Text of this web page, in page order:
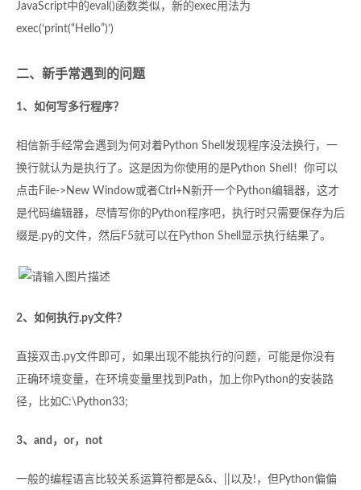
JavaScript中的eval()函数类似，新的exec用法为
exec(‘print(“Hello”)’)
二、新手常遇到的问题
1、如何写多行程序？
相信新手经常会遇到为何对着Python Shell发现程序没法换行，一
换行就认为是执行了。这是因为你使用的是Python Shell！你可以
点击File->New Window或者Ctrl+N新开一个Python编辑器，这才
是代码编辑器，尽情写你的Python程序吧，执行时只需要保存为后
缀是.py的文件，然后F5就可以在Python Shell显示执行结果了。
2、如何执行.py文件？
直接双击.py文件即可，如果出现不能执行的问题，可能是你没有
正确环境变量，在环境变量里找到Path，加上你Python的安装路
径，比如C:\Python33;
3、and，or，not
一般的编程语言比较关系运算符都是&&、||以及!，但Python偏偏